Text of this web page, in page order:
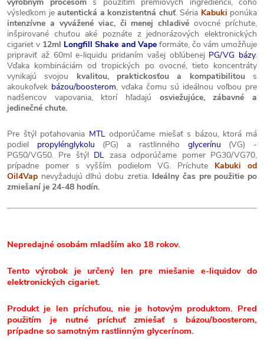
výsledkom je autentická a konzistentná chuť. Séria Kabuki ponúka
intenzívne a vyvážené viac, či menej chladivé ovocné príchute,
inšpirované chuťou aké poznáte z jednorázových elektronických
cigariet v 12ml Longfill Shake and Vapeformáte, čo vám umožňuje
pripraviť až 60ml e-liquidu pridaním vašej obľúbenej PG/VG bázy.
Vďaka kombináciám od tropických po ovocné, tieto koncentráty
vynikajú svojou kvalitou, praktickosťou a kompatibilitous
akoukoľvek bázou/boosterom, vďaka čomu sú ideálnou voľbou pre
nadšencov vapovania, ktorí hľadajú osviežujúce, zábavné a
jedinečné chute.
Pre štýl poťahovania MTLodporúčame miešať s bázou, ktorá má
podiel propylénglykolu (PG) a rastlinného glycerínu (VG) -
PG50/VG50. Pre štýl DL zasa odporúčame pomer PG30/VG70,
prípadne pomer s vyšším podielom VG. Príchute Kabuki od
Oil4Vap nevyžadujú dlhú dobu zretia. Ideálny čas pre použitie po
zmiešaní je 24-48 hodín.
Nepredajné osobám mladším ako 18 rokov.
Tento výrobok je určený len pre miešanie e-liquidov do
elektronických cigariet.
Produkt je len príchuťou, nie je hotovým produktom. Pred
použitím je nutné príchuť zmiešať s bázou/boosterom,
prípadne so samotným rastlinným glycerínom.